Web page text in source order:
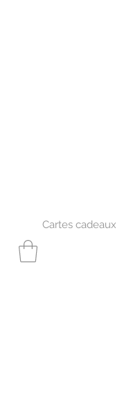
Cartes cadeaux